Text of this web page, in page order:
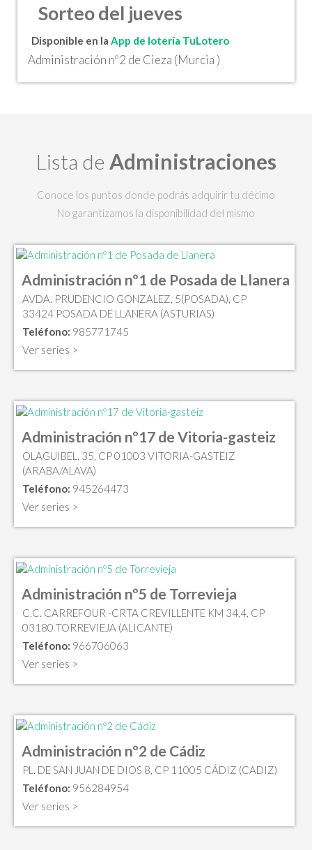
Sorteo del jueves
Disponible en la App de lotería TuLotero
Administración nº2 de Cieza (Murcia )
Lista de Administraciones
Conoce los puntos donde podrás adquirir tu décimo
No garantizamos la disponibilidad del mismo
Administración nº1 de Posada de Llanera
AVDA. PRUDENCIO GONZALEZ, 5(POSADA), CP
33424 POSADA DE LLANERA (ASTURIAS)
Teléfono: 985771745
Ver series >
Administración nº17 de Vitoria-gasteiz
OLAGUIBEL, 35, CP 01003 VITORIA-GASTEIZ
(ARABA/ALAVA)
Teléfono: 945264473
Ver series >
Administración nº5 de Torrevieja
C.C. CARREFOUR -CRTA CREVILLENTE KM 34,4, CP
03180 TORREVIEJA (ALICANTE)
Teléfono: 966706063
Ver series >
Administración nº2 de Cádiz
PL. DE SAN JUAN DE DIOS 8, CP 11005 CÁDIZ (CADIZ)
Teléfono: 956284954
Ver series >